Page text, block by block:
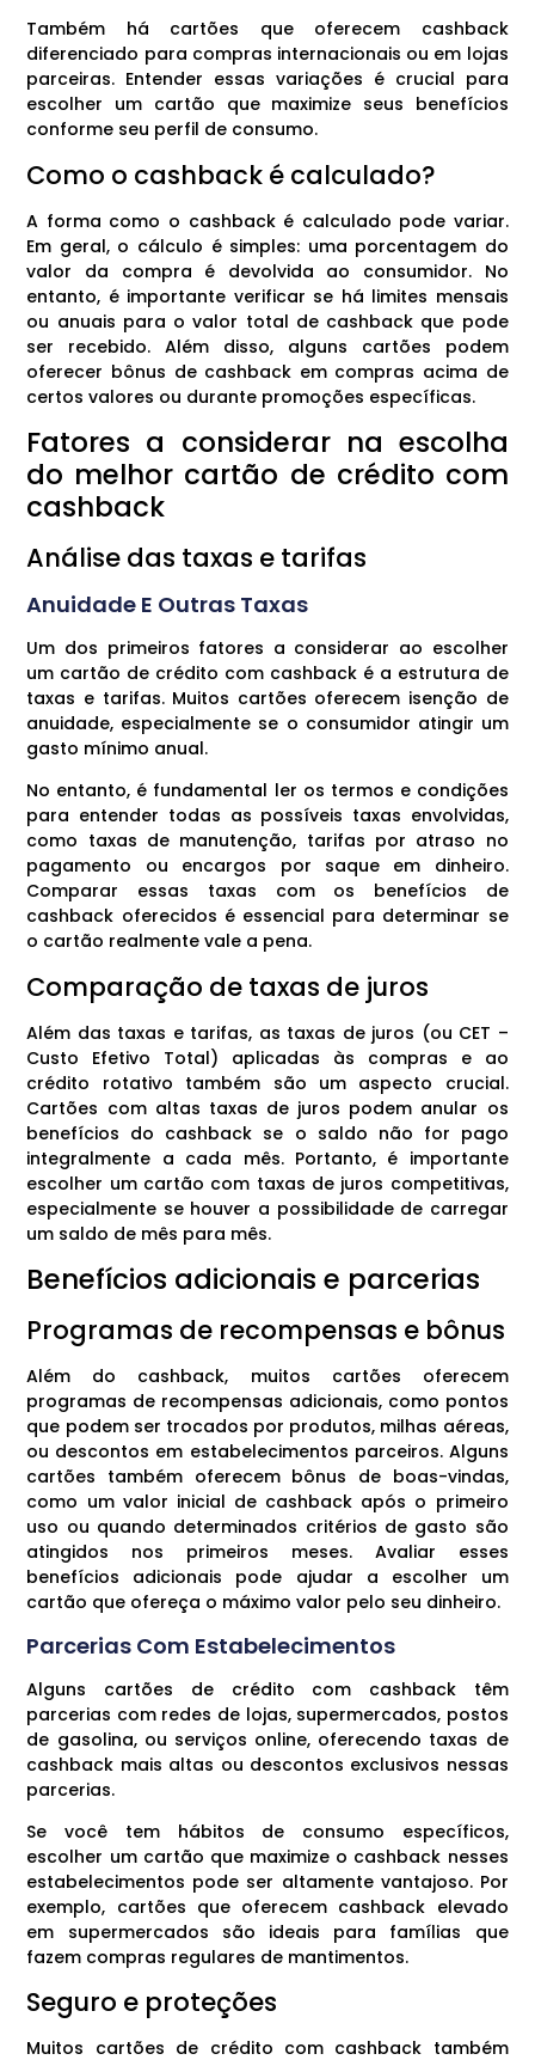
Também há cartões que oferecem cashback
diferenciado para compras internacionais ou em lojas
parceiras. Entender essas variações é crucial para
escolher um cartão que maximize seus benefícios
conforme seu perfil de consumo.
Como o cashback é calculado?
A forma como o cashback é calculado pode variar.
Em geral, o cálculo é simples: uma porcentagem do
valor da compra é devolvida ao consumidor. No
entanto, é importante verificar se há limites mensais
ou anuais para o valor total de cashback que pode
ser recebido. Além disso, alguns cartões podem
oferecer bônus de cashback em compras acima de
certos valores ou durante promoções específicas.
Fatores a considerar na escolha
do melhor cartão de crédito com
cashback
Análise das taxas e tarifas
Anuidade E Outras Taxas
Um dos primeiros fatores a considerar ao escolher
um cartão de crédito com cashback é a estrutura de
taxas e tarifas. Muitos cartões oferecem isenção de
anuidade, especialmente se o consumidor atingir um
gasto mínimo anual.
No entanto, é fundamental ler os termos e condições
para entender todas as possíveis taxas envolvidas,
como taxas de manutenção, tarifas por atraso no
pagamento ou encargos por saque em dinheiro.
Comparar essas taxas com os benefícios de
cashback oferecidos é essencial para determinar se
o cartão realmente vale a pena.
Comparação de taxas de juros
Além das taxas e tarifas, as taxas de juros (ou CET –
Custo Efetivo Total) aplicadas às compras e ao
crédito rotativo também são um aspecto crucial.
Cartões com altas taxas de juros podem anular os
benefícios do cashback se o saldo não for pago
integralmente a cada mês. Portanto, é importante
escolher um cartão com taxas de juros competitivas,
especialmente se houver a possibilidade de carregar
um saldo de mês para mês.
Benefícios adicionais e parcerias
Programas de recompensas e bônus
Além do cashback, muitos cartões oferecem
programas de recompensas adicionais, como pontos
que podem ser trocados por produtos, milhas aéreas,
ou descontos em estabelecimentos parceiros. Alguns
cartões também oferecem bônus de boas-vindas,
como um valor inicial de cashback após o primeiro
uso ou quando determinados critérios de gasto são
atingidos nos primeiros meses. Avaliar esses
benefícios adicionais pode ajudar a escolher um
cartão que ofereça o máximo valor pelo seu dinheiro.
Parcerias Com Estabelecimentos
Alguns cartões de crédito com cashback têm
parcerias com redes de lojas, supermercados, postos
de gasolina, ou serviços online, oferecendo taxas de
cashback mais altas ou descontos exclusivos nessas
parcerias.
Se você tem hábitos de consumo específicos,
escolher um cartão que maximize o cashback nesses
estabelecimentos pode ser altamente vantajoso. Por
exemplo, cartões que oferecem cashback elevado
em supermercados são ideais para famílias que
fazem compras regulares de mantimentos.
Seguro e proteções
Muitos cartões de crédito com cashback também